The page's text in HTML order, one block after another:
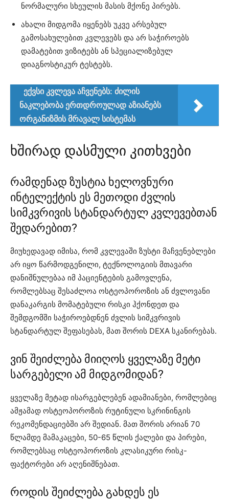
ნორმალური სხეულის მასის მქონე პირებს.
ახალი მიდგომა იყენებს უკვე არსებულ
გამოსახულებით კვლევებს და არ საჭიროებს
დამატებით ვიზიტებს ან სპეციალიზებულ
დიაგნოსტიკურ ტესტებს.
ექვსი კვლევა აჩვენებს: ძილის
ნაკლებობა ერთდროულად აზიანებს
ორგანიზმის მრავალ სისტემას
ხშირად დასმული კითხვები
რამდენად ზუსტია ხელოვნური
ინტელექტის ეს მეთოდი ძვლის
სიმკვრივის სტანდარტულ კვლევებთან
შედარებით?
მიუხედავად იმისა, რომ კვლევაში ზუსტი მაჩვენებლები
არ იყო წარმოდგენილი, ტექნოლოგიის მთავარი
დანიშნულებაა იმ პაციენტების გამოვლენა,
რომლებსაც შესაძლოა ოსტეოპოროზის ან ძვლოვანი
დანაკარგის მომატებული რისკი ჰქონდეთ და
შემდგომში საჭიროებდნენ ძვლის სიმკვრივის
სტანდარტულ შეფასებას, მათ შორის DEXA სკანირებას.
ვინ შეიძლება მიიღოს ყველაზე მეტი
სარგებელი ამ მიდგომიდან?
ყველაზე მეტად ისარგებლებენ ადამიანები, რომლებიც
ამჟამად ოსტეოპოროზის რუტინული სკრინინგის
რეკომენდაციებში არ შედიან. მათ შორის არიან 70
წლამდე მამაკაცები, 50-65 წლის ქალები და პირები,
რომლებსაც ოსტეოპოროზის კლასიკური რისკ-
ფაქტორები არ აღენიშნებათ.
როდის შეიძლება გახდეს ეს